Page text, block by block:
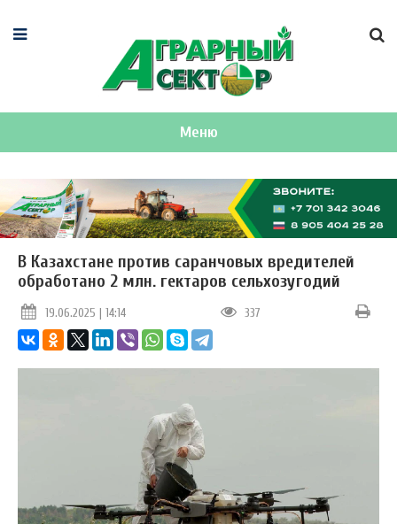
Меню
В Казахстане против саранчовых вредителей
обработано 2 млн. гектаров сельхозугодий
19.06.2025 | 14:14 337